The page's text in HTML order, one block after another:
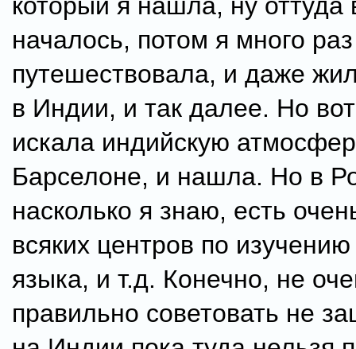
началось, потом я много раз
путешествовала, и даже
в Индии, и так далее. Но вот
искала индийскую
Барселоне, и нашла. Но в
насколько я знаю, есть
всяких центров по
языка, и т.д. Конечно, не
правильно советовать не